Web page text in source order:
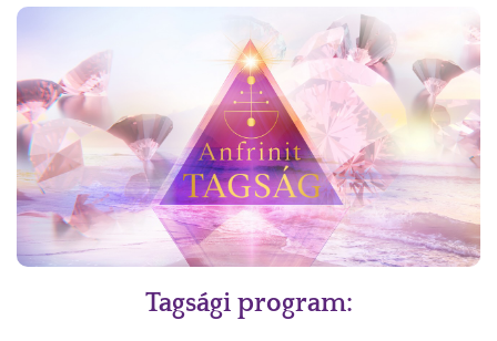
Tagsági program: